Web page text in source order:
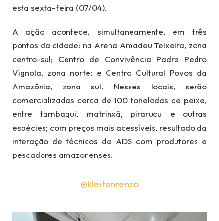
esta sexta-feira (07/04).
A ação acontece, simultaneamente, em três
pontos da cidade: na Arena Amadeu Teixeira, zona
centro-sul; Centro de Convivência Padre Pedro
Vignola, zona norte; e Centro Cultural Povos da
Amazônia, zona sul. Nesses locais, serão
comercializadas cerca de 100 toneladas de peixe,
entre tambaqui, matrinxã, pirarucu e outras
espécies; com preços mais acessíveis, resultado da
interação de técnicos da ADS com produtores e
pescadores amazonenses.
@kleitonrenzo